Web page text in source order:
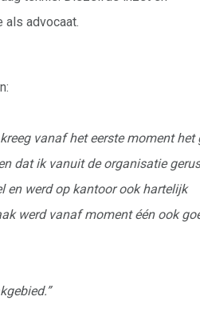
als advocaat.
vanaf het eerste moment het
dat ik vanuit de organisatie
en werd op kantoor ook hartelijk
werd vanaf moment één ook